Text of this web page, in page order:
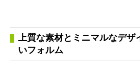
上質な素材とミニマルなデザ
いフォルム